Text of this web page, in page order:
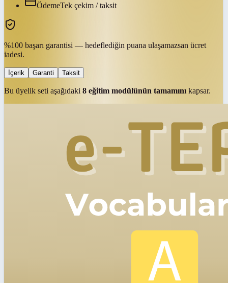
ÖdemeTek çekim / taksit
%100 başarı garantisi — hedeflediğin puana ulaşamazsan ücret
iadesi.
İçerik Garanti Taksit
Bu üyelik seti aşağıdaki 8 eğitim modülünün tamamını kapsar.